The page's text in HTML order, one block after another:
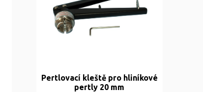
Pertlovací kleště pro hliníkové
pertly 20 mm